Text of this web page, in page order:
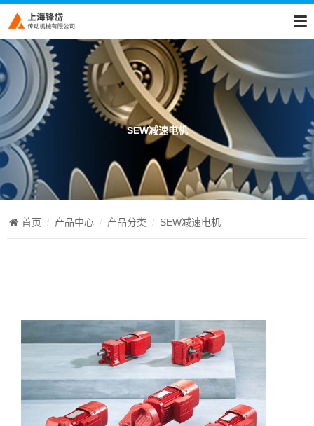
SEW减速电机
首页 产品中心 产品分类 SEW减速电机